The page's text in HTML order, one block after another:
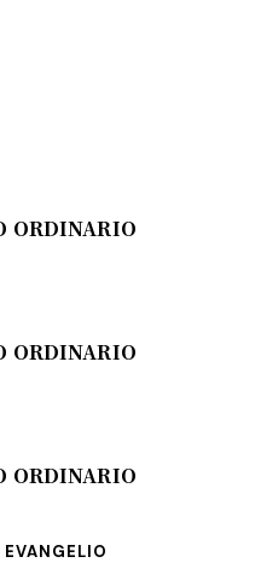
ORDINARIO
ORDINARIO
ORDINARIO
EVANGELIO